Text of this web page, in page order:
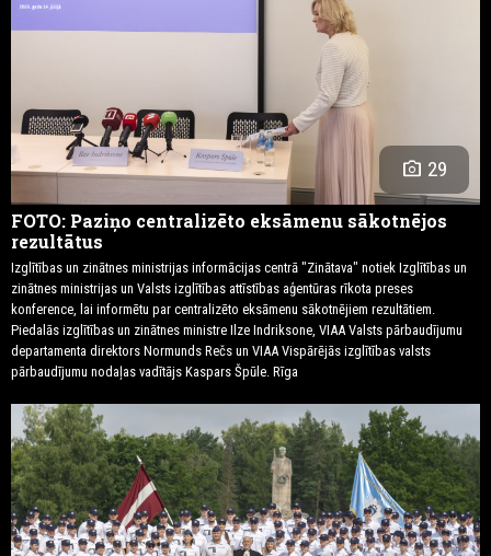
photo_camera 29
FOTO: Paziņo centralizēto eksāmenu sākotnējos
rezultātus
Izglītības un zinātnes ministrijas informācijas centrā "Zinātava" notiek Izglītības un
zinātnes ministrijas un Valsts izglītības attīstības aģentūras rīkota preses
konference, lai informētu par centralizēto eksāmenu sākotnējiem rezultātiem.
Piedalās izglītības un zinātnes ministre Ilze Indriksone, VIAA Valsts pārbaudījumu
departamenta direktors Normunds Rečs un VIAA Vispārējās izglītības valsts
pārbaudījumu nodaļas vadītājs Kaspars Špūle. Rīga